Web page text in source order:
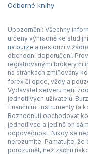
Odborné knihy
Upozornění: Všechny
určeny výhradně ke
na burze a neslouží v
obchodní doporučení.
registrovanými brokery či
na stránkách zmiňovány
forex či opce, vždy a
Vydavatel serveru není
jednotlivých uživatelů.
finančními instrumenty (a
Rozhodnutí obchodovat
jednotlivce a jedině on
odpovědnost. Nikdy se
nerozumíte. Pamatujte,
porozumět, než začnu